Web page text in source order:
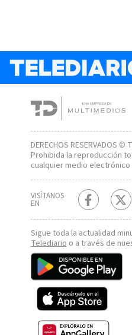
DERECHOS RESERVADOS ©
Prohibida la reproducción
cualquier medio
VISÍTANOS
EN
Sigue toda la actualidad
Telediarioo a través de